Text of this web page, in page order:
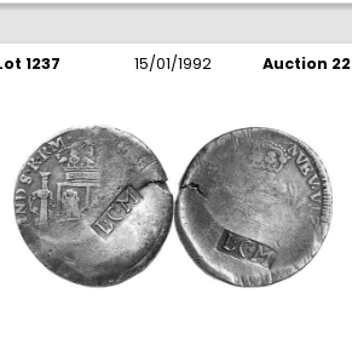
1237 15/01/1992 Auction 22